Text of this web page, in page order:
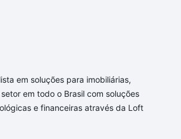
em soluções para imobiliárias,
em todo o Brasil com soluções
e financeiras através da Loft